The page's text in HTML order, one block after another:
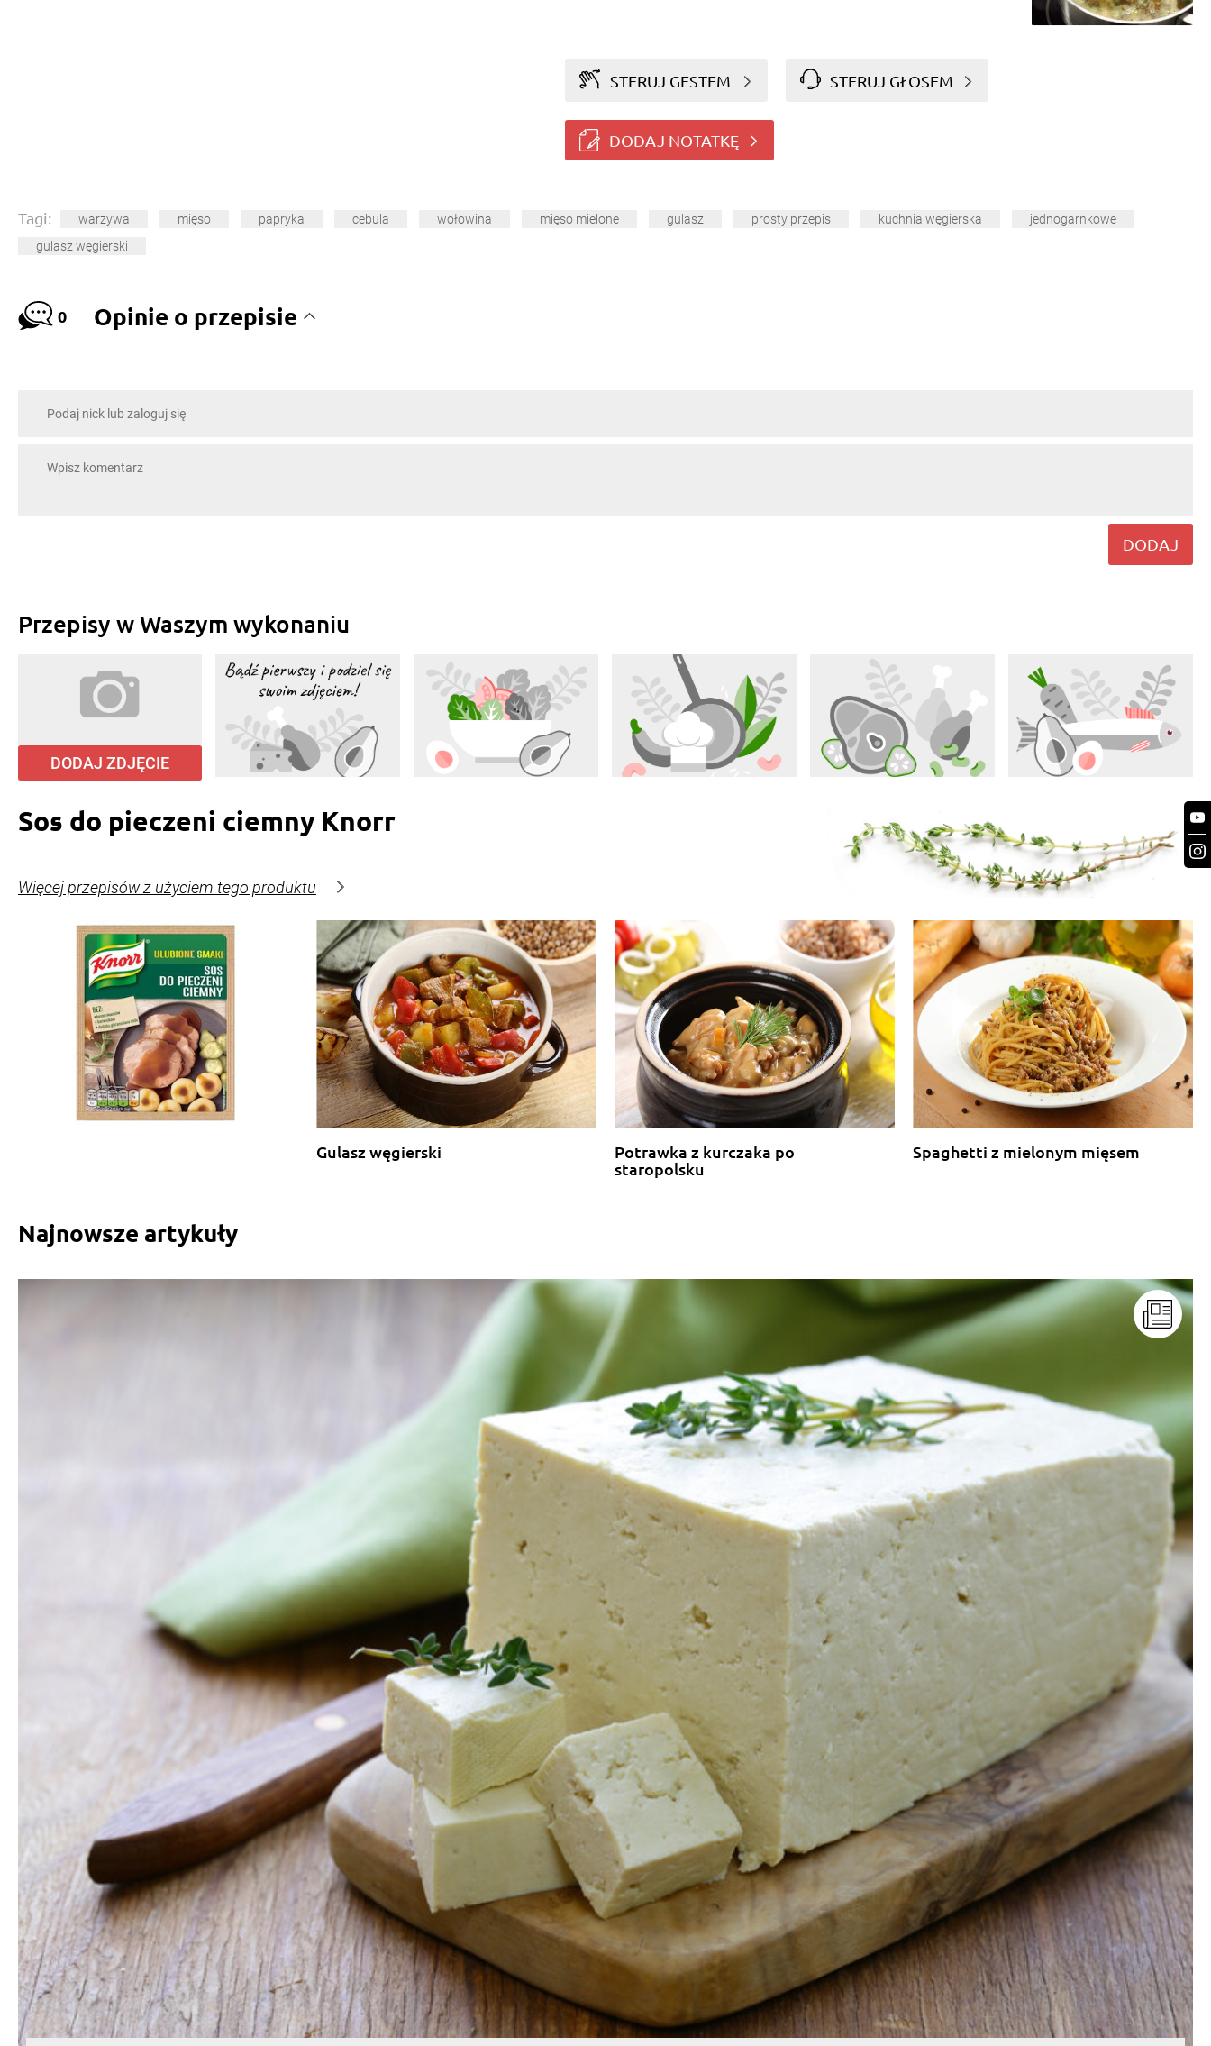
STERUJ GESTEM STERUJ GŁOSEM
DODAJ NOTATKĘ
Tagi: warzywa mięso papryka cebula wołowina mięso mielone gulasz prosty przepis kuchnia węgierska
jednogarnkowe
gulasz węgierski
0 Opinie o przepisie
DODAJ
Przepisy w Waszym wykonaniu
DODAJ ZDJĘCIE
Sos do pieczeni ciemny Knorr
Więcej przepisów z użyciem tego produktu
Gulasz węgierski
Potrawka z kurczaka po
staropolsku
Spaghetti z mielonym mięsem
Najnowsze artykuły